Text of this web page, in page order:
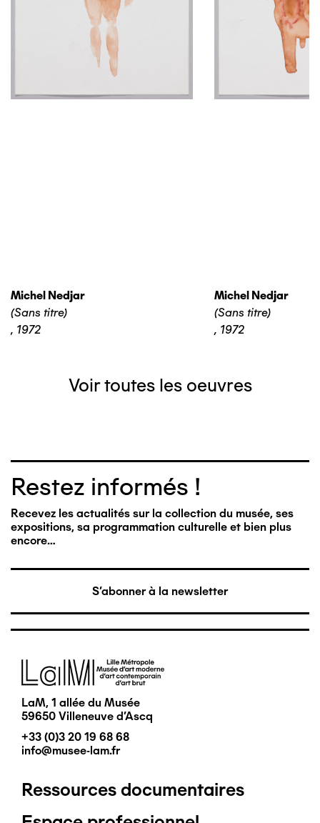
Michel Nedjar
(Sans titre)
, 1972
Michel Nedjar
(Sans titre)
, 1972
Voir toutes les oeuvres
Restez informés !
Recevez les actualités sur la collection du musée, ses
expositions, sa programmation culturelle et bien plus
encore…
S'abonner à la newsletter
Image
LaM, 1 allée du Musée
59650 Villeneuve d'Ascq
+33 (0)3 20 19 68 68
info@musee-lam.fr
Pied
Ressources documentaires